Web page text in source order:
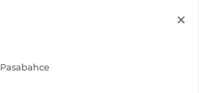
Pasabahce